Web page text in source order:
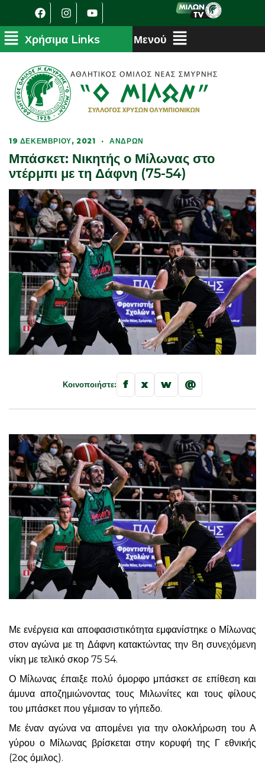
19 ΔΕΚΕΜΒΡΊΟΥ, 2021 · ΑΝΔΡΏΝ
Μπάσκετ: Νικητής ο Μίλωνας στο
ντέρμπι με τη Δάφνη (75-54)
Κοινοποιήστε: f x w @
Με ενέργεια και αποφασιστικότητα εμφανίστηκε ο Μίλωνας
στον αγώνα με τη Δάφνη κατακτώντας την 8η συνεχόμενη
νίκη με τελικό σκορ 75 54.
Ο Μίλωνας έπαιξε πολύ όμορφο μπάσκετ σε επίθεση και
άμυνα αποζημιώνοντας τους Μιλωνίτες και τους φίλους
του μπάσκετ που γέμισαν το γήπεδο.
Με έναν αγώνα να απομένει για την ολοκλήρωση του Α
γύρου ο Μίλωνας βρίσκεται στην κορυφή της Γ εθνικής
(2ος όμιλος).